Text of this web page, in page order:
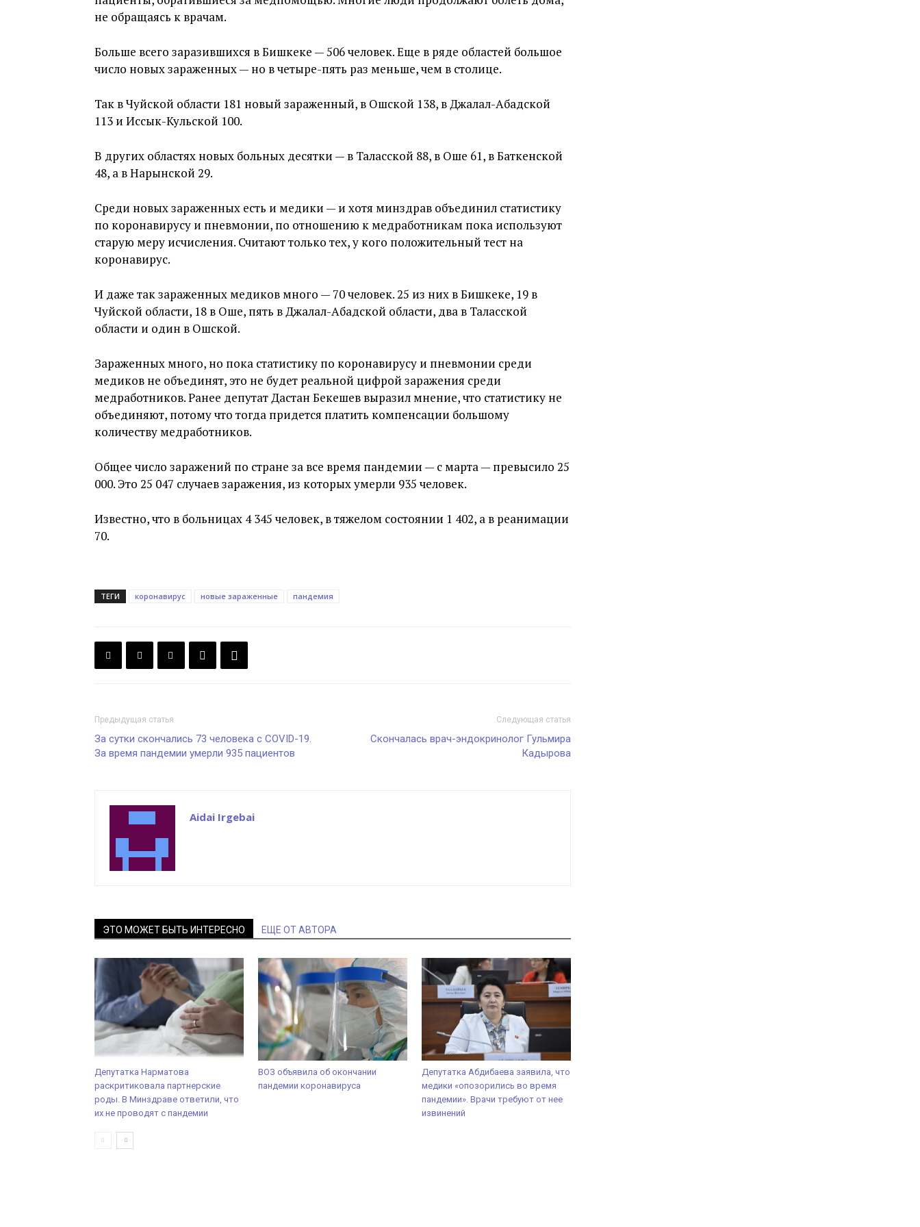
не обращаясь к врачам.
Больше всего заразившихся в Бишкеке — 506 человек. Еще в ряде областей большое
число новых зараженных — но в четыре-пять раз меньше, чем в столице.
Так в Чуйской области 181 новый зараженный, в Ошской 138, в Джалал-Абадской
113 и Иссык-Кульской 100.
В других областях новых больных десятки — в Таласской 88, в Оше 61, в Баткенской
48, а в Нарынской 29.
Среди новых зараженных есть и медики — и хотя минздрав объединил статистику
по коронавирусу и пневмонии, по отношению к медработникам пока используют
старую меру исчисления. Считают только тех, у кого положительный тест на
коронавирус.
И даже так зараженных медиков много — 70 человек. 25 из них в Бишкеке, 19 в
Чуйской области, 18 в Оше, пять в Джалал-Абадской области, два в Таласской
области и один в Ошской.
Зараженных много, но пока статистику по коронавирусу и пневмонии среди
медиков не объединят, это не будет реальной цифрой заражения среди
медработников. Ранее депутат Дастан Бекешев выразил мнение, что статистику не
объединяют, потому что тогда придется платить компенсации большому
количеству медработников.
Общее число заражений по стране за все время пандемии — с марта — превысило 25
000. Это 25 047 случаев заражения, из которых умерли 935 человек.
Известно, что в больницах 4 345 человек, в тяжелом состоянии 1 402, а в реанимации
70.
ТЕГИ коронавирус новые зараженные пандемия
Предыдущая статья
За сутки скончались 73 человека с COVID-19.
За время пандемии умерли 935 пациентов
Следующая статья
Скончалась врач-эндокринолог Гульмира
Кадырова
Aidai Irgebai
ЭТО МОЖЕТ БЫТЬ ИНТЕРЕСНО ЕЩЕ ОТ АВТОРА
Депутатка Нарматова
раскритиковала партнерские
роды. В Минздраве ответили, что
их не проводят с пандемии
ВОЗ объявила об окончании
пандемии коронавируса
Депутатка Абдибаева заявила, что
медики «опозорились во время
пандемии». Врачи требуют от нее
извинений